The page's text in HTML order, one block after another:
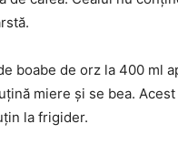
boabe de orz la 400 ml
miere și se bea.
la frigider.